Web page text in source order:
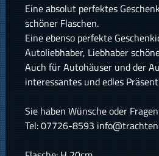
Eine absolut perfektes
schöner Flaschen.
Eine ebenso perfekte
Autoliebhaber, Liebhaber
Auch für Autohäuser und der
interessantes und edles Präsent
Sie haben Wünsche oder
Tel: 07726-8593